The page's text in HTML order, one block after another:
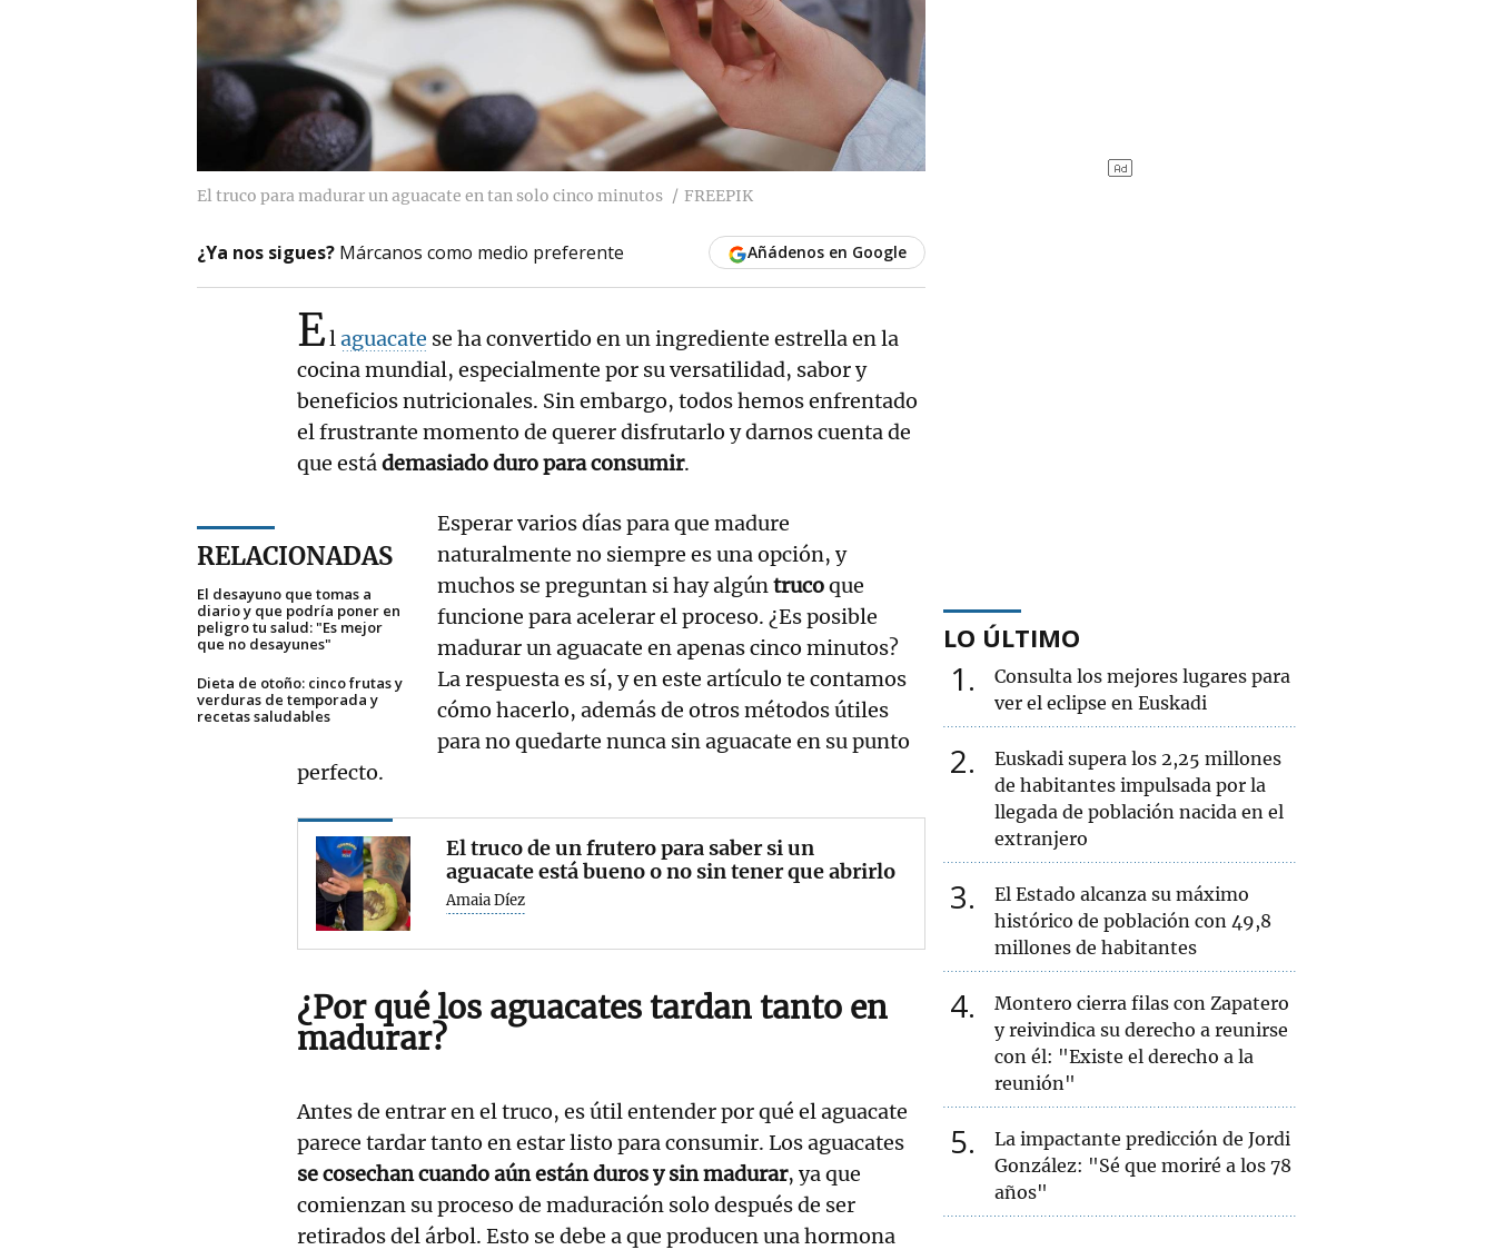
El truco para madurar un aguacate en tan solo cinco minutos FREEPIK
¿Ya nos sigues? Márcanos como medio preferente Añádenos en Google
Elaguacate se ha convertido en un ingrediente estrella en la
cocina mundial, especialmente por su versatilidad, sabor y
beneficios nutricionales. Sin embargo, todos hemos enfrentado
el frustrante momento de querer disfrutarlo y darnos cuenta de
que estádemasiado duro para consumir.
RELACIONADAS
El desayuno que tomas a
diario y que podría poner en
peligro tu salud: "Es mejor
que no desayunes"
Dieta de otoño: cinco frutas y
verduras de temporada y
recetas saludables
Esperar varios días para que madure
naturalmente no siempre es una opción, y
muchos se preguntan si hay algúntrucoque
funcione para acelerar el proceso. ¿Es posible
madurar un aguacate en apenas cinco minutos?
La respuesta es sí, y en este artículo te contamos
cómo hacerlo, además de otros métodos útiles
para no quedarte nunca sin aguacate en su punto
perfecto.
El truco de un frutero para saber si un
aguacate está bueno o no sin tener que abrirlo
Amaia Díez
¿Por qué los aguacates tardan tanto en
madurar?
Antes de entrar en el truco, es útil entender por qué el aguacate
parece tardar tanto en estar listo para consumir. Los aguacates
se cosechan cuando aún están duros y sin madurar, ya que
comienzan su proceso de maduración solo después de ser
retirados del árbol. Esto se debe a que producen una hormona
LO ÚLTIMO
1
Consulta los mejores lugares para
ver el eclipse en Euskadi
2
Euskadi supera los 2,25 millones
de habitantes impulsada por la
llegada de población nacida en el
extranjero
3
El Estado alcanza su máximo
histórico de población con 49,8
millones de habitantes
4
Montero cierra filas con Zapatero
y reivindica su derecho a reunirse
con él: "Existe el derecho a la
reunión"
5
La impactante predicción de Jordi
González: "Sé que moriré a los 78
años"